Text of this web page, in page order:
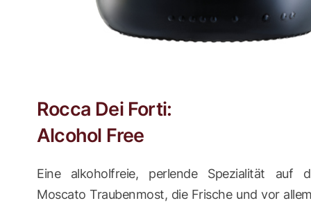
Rocca Dei Forti:
Alcohol Free
Eine alkoholfreie, perlende Spezialität auf
Moscato Traubenmost, die Frische und vor